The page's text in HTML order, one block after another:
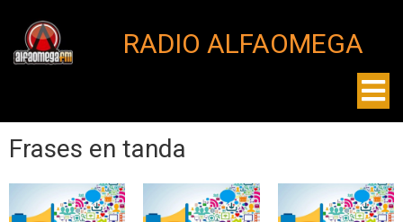
RADIO ALFAOMEGA
Frases en tanda